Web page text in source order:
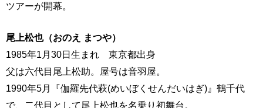
ツアーが開幕。
尾上松也（おのえ まつや）
1985年1月30日生まれ 東京都出身
父は六代目尾上松助。屋号は音羽屋。
1990年5月『伽羅先代萩(めいぼくせんだいはぎ)』鶴千代
で、二代目として尾上松也を名乗り初舞台。